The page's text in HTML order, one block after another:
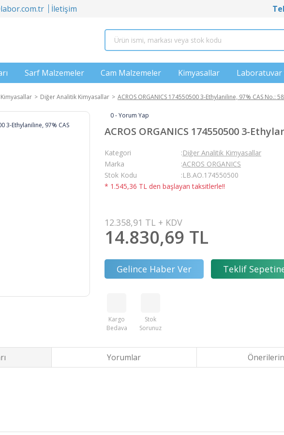
İletişim
Sarf Malzemeler Cam Malzemeler Kimyasallar Laboratuvar
Diğer Analitik Kimyasallar ACROS ORGANICS 174550500 3-Ethylaniline, 97% CAS No.:
0 - Yorum Yap
ACROS ORGANICS 174550500 3-
Kategori
Diğer Analitik Kimyasallar
Marka
ACROS ORGANICS
Stok Kodu
LB.AO.174550500
* 1.545,36 TL den başlayan taksitlerle!!
12.358,91 TL + KDV
14.830,69 TL
Gelince Haber Ver Teklif
Kargo
Bedava
Stok
Sorunuz
Yorumlar